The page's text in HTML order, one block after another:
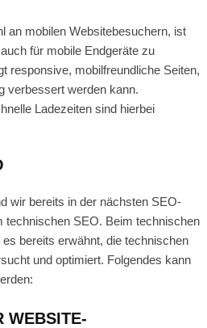
an mobilen Websitebesuchern, ist
für mobile Endgeräte zu
responsive, mobilfreundliche Seiten,
verbessert werden kann.
Ladezeiten sind hierbei
wir bereits in der nächsten SEO-
technischen SEO. Beim technischen
bereits erwähnt, die technischen
und optimiert. Folgendes kann
WEBSITE-